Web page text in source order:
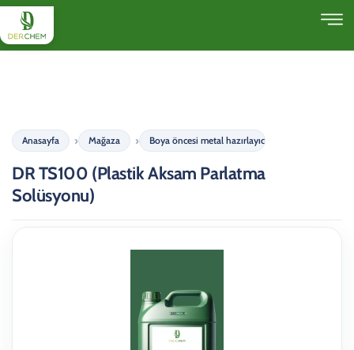
Anasayfa Mağaza Boya öncesi metal hazırlayıcı
DR TS100 (Plastik Aksam Parlatma
Solüsyonu)
DR TS100 (Plastik